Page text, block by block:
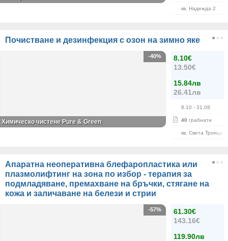
кв. Надежда 2
Почистване и дезинфекция с озон на зимно яке
8.10€
13.50€
15.84лв
26.41лв
8.10 - 31.08
40 грабнати
кв. Света Троица
-40%
Химическо чистене Pure & Green
Апаратна неоперативна блефаропластика или
плазмолифтинг на зона по избор - терапия за
подмладяване, премахване на бръчки, стягане на
кожа и заличаване на белези и стрии
61.30€
143.16€
119.90лв
-57%